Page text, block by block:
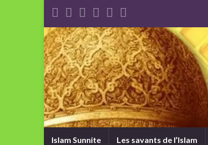
Islam Sunnite Les savants de l’Islam